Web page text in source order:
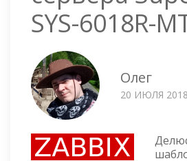
SYS-6018R-
Олег
20 ИЮЛЯ 2018